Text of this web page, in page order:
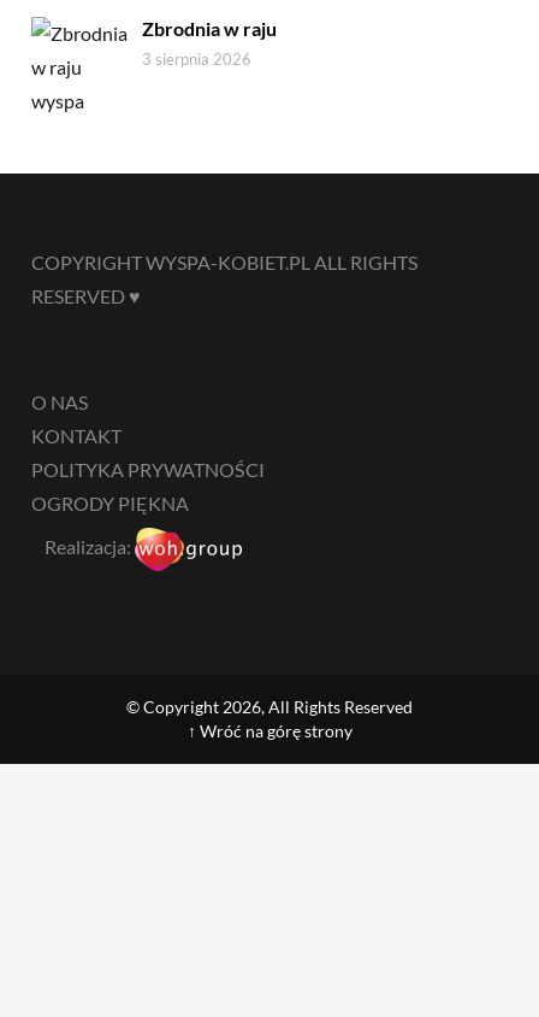
Zbrodnia w raju
3 sierpnia 2026
COPYRIGHT WYSPA-KOBIET.PL ALL RIGHTS
RESERVED ♥
O NAS
KONTAKT
POLITYKA PRYWATNOŚCI
OGRODY PIĘKNA
Realizacja:
© Copyright 2026, All Rights Reserved
↑ Wróć na górę strony